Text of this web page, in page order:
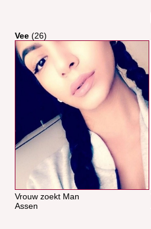
Vee (26)
Vrouw zoekt Man
Assen